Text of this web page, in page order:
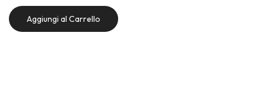
Aggiungi al Carrello